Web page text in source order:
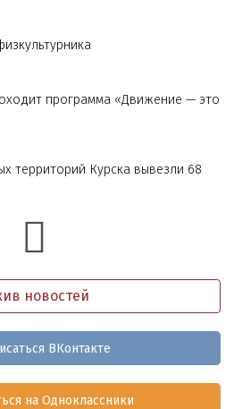
программа «Движение — это
территорий Курска вывезли 68
новостей
ВКонтакте
на Одноклассники